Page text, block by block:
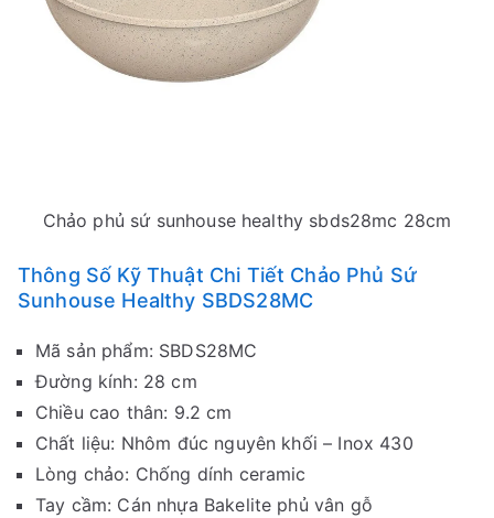
Chảo phủ sứ sunhouse healthy sbds28mc 28cm
Thông Số Kỹ Thuật Chi Tiết Chảo Phủ Sứ
Sunhouse Healthy SBDS28MC
Mã sản phẩm: SBDS28MC
Đường kính: 28 cm
Chiều cao thân: 9.2 cm
Chất liệu: Nhôm đúc nguyên khối – Inox 430
Lòng chảo: Chống dính ceramic
Tay cầm: Cán nhựa Bakelite phủ vân gỗ